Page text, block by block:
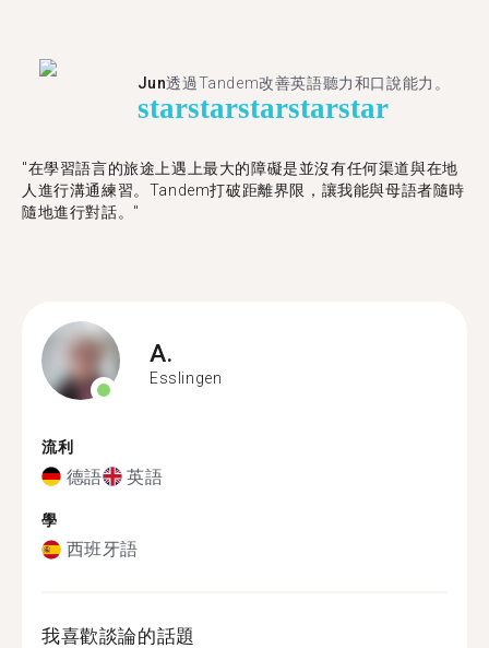
Jun透過Tandem改善英語聽力和口說能力。
starstarstarstarstar
"在學習語言的旅途上遇上最大的障礙是並沒有任何渠道與在地
人進行溝通練習。Tandem打破距離界限，讓我能與母語者隨時
隨地進行對話。"
A.
Esslingen
流利
德語 英語
學
西班牙語
我喜歡談論的話題